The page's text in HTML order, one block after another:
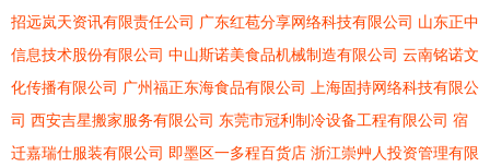
招远岚天资讯有限责任公司 广东红苞分享网络科技有限公司 山东正中
信息技术股份有限公司 中山斯诺美食品机械制造有限公司 云南铭诺文
化传播有限公司 广州福正东海食品有限公司
上海固持网络科技有限公
司 西安吉星搬家服务有限公司 东莞市冠利制冷设备工程有限公司 宿
迁嘉瑞仕服装有限公司 即墨区一多程百货店 浙江崇艸人投资管理有限